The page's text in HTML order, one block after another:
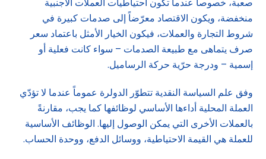
منخفضة، ويكون الاقتصاد معرّضاً إلى صدمات كبيرة في
شروط التجارة والعملات، فيكون الخيار الأمثل باعتماد سعر
صرف يتماهى مع طبيعة الصدمات – سواء كانت فعلية أو
إسمية – ودرجة حرّية حركة الرساميل.
وفق علم السياسة النقدية تتطوّر الدولرة عموماً عندما لا تؤدّي
العملة المحلية أداءها الأساسي لوظائفها كما يجب، مقارنةً
بالعملات الأخرى التي يمكن الوصول إليها. الوظائف الأساسية
للعملة هي القيمة الاحتياطية، ووسائل الدفع، ووحدة الحساب.